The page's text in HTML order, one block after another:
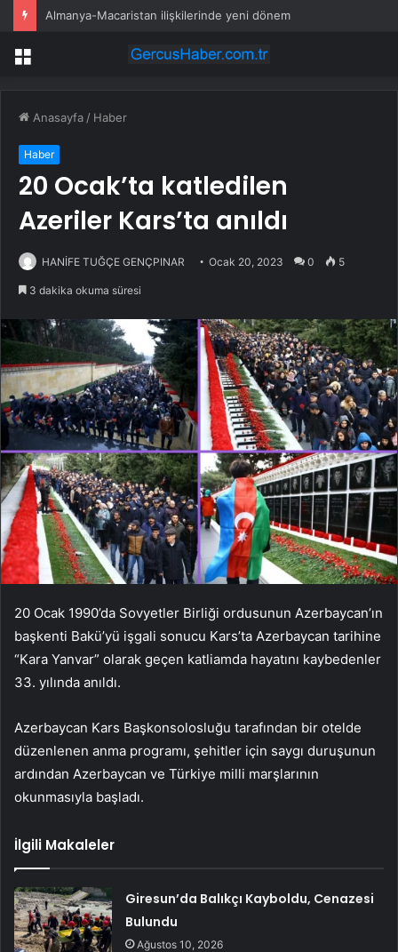
Almanya-Macaristan ilişkilerinde yeni dönem
Menü
Anasayfa / Haber
Haber
20 Ocak’ta katledilen
Azeriler Kars’ta anıldı
HANİFE TUĞÇE GENÇPINAR Ocak 20, 2023 0 5
3 dakika okuma süresi
20 Ocak 1990’da Sovyetler Birliği ordusunun Azerbaycan’ın
başkenti Bakü’yü işgali sonucu Kars’ta Azerbaycan tarihine
“Kara Yanvar” olarak geçen katliamda hayatını kaybedenler
33. yılında anıldı.
Azerbaycan Kars Başkonsolosluğu tarafından bir otelde
düzenlenen anma programı, şehitler için saygı duruşunun
ardından Azerbaycan ve Türkiye milli marşlarının
okunmasıyla başladı.
İlgili Makaleler
Giresun’da Balıkçı Kayboldu, Cenazesi
Bulundu
Ağustos 10, 2026